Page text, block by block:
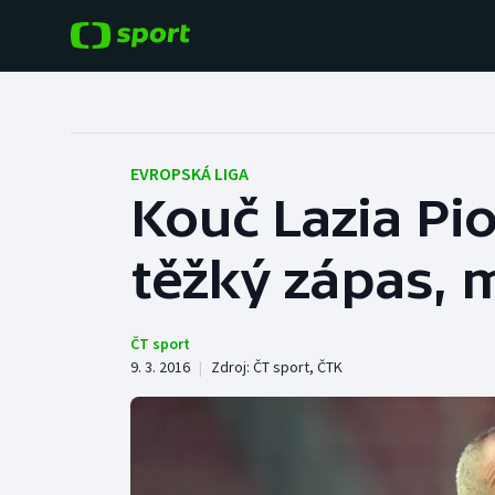
Hokej
Tenis
Cyklistika
Baseball a softbal
Basketbal
Boby a skeleton
EVROPSKÁ LIGA
Kouč Lazia
těžký zápas,
ČT sport
9. 3. 2016 | Zdroj: ČT sport, ČTK